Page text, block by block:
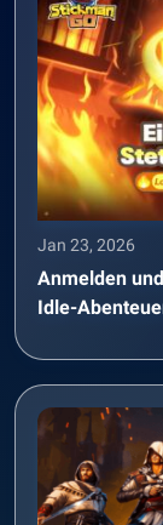
Jan 23, 2026
Anmelden
Idle-